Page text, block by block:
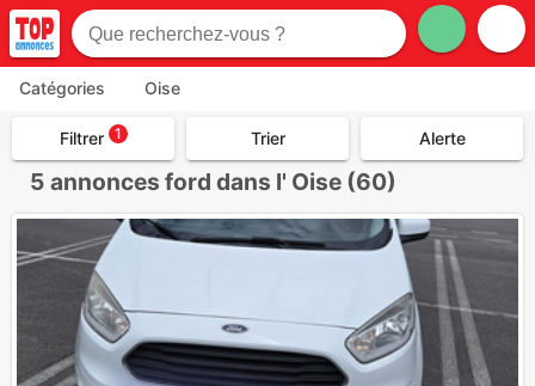
Catégories Oise
Filtrer 1 Trier Alerte
5 annonces ford dans l' Oise (60)